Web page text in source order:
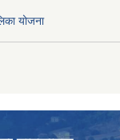
योजना